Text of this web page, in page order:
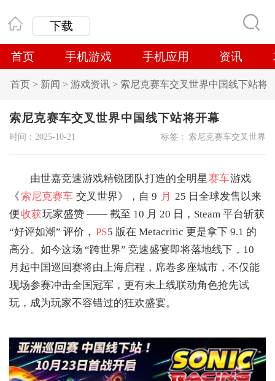
下载
首页 手机游戏 手机应用 资讯
首页 > 新闻 > 游戏资讯 > 索尼克赛车交叉世界中国线下站将
开幕
索尼克赛车交叉世界中国线下站将开幕
时间：2025-10-21 标签： 索尼克赛车交叉世界
由世嘉竞速游戏精锐团队打造的全明星 赛车游戏
《索尼克赛车 交叉世界》，自 9 月 25 日全球发售以来
便收获玩家盛赞 —— 截至 10 月 20 日，Steam 平台斩获
“好评如潮” 评价， PS5 版在 Metacritic 更是拿下 9.1 的
高分。如今这场 “跨世界” 竞速盛宴即将落地线下，10
月起中国巡回赛将由上海启程，席卷多座城市，不仅能
现场参赛冲击全国冠军，更有未上线联动角色抢先试
玩，成为玩家不容错过的狂欢盛宴。